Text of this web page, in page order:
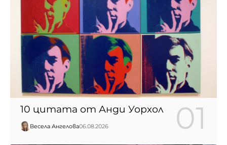
10 цитата от Анди Уорхол
Весела Ангелова06.08.2026